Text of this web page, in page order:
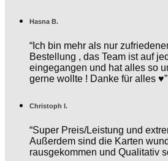
Hasna B.
“Ich bin mehr als nur
Bestellung , das Team ist auf
eingegangen und hat alles so
gerne wollte ! Danke für alles ♥️”
Christoph I.
“Super Preis/Leistung und
Außerdem sind die Karten
rausgekommen und Qualitativ